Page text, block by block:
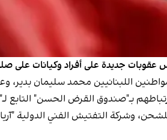
عقوبات جديدة على أفراد وكيانات على
اللبنانيين محمد سليمان
بـ"صندوق القرض الحسن" التابع
وشركة التفتيش الفني الدولية